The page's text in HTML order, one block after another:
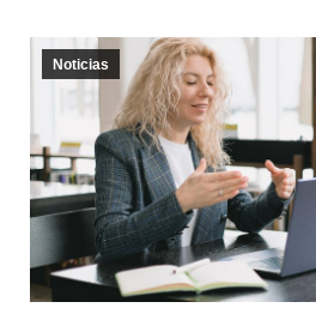
Noticias